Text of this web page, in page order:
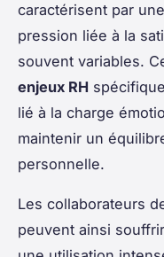
caractérisent par
pression liée à la
souvent variables.
enjeux RH
lié à la charge
maintenir un
personnelle.
Les collaborateurs
peuvent ainsi